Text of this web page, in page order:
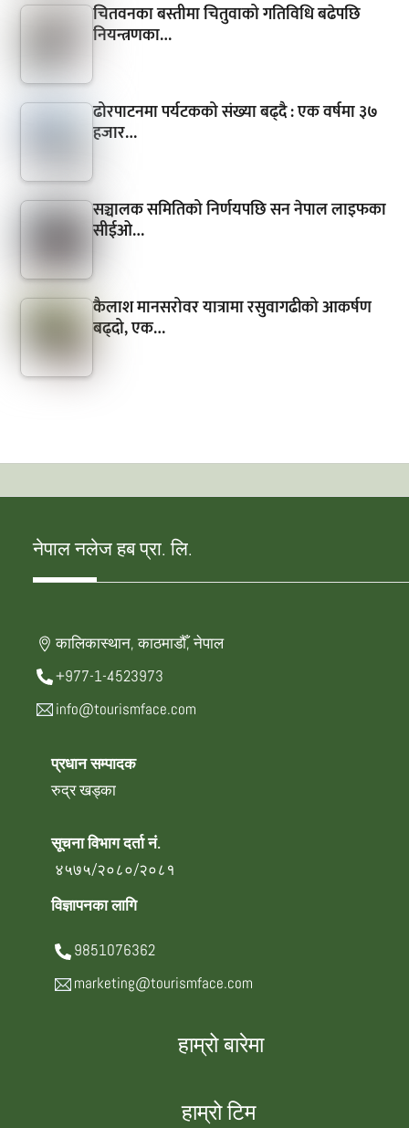
चितवनका बस्तीमा चितुवाको गतिविधि बढेपछि
नियन्त्रणका…
ढोरपाटनमा पर्यटकको संख्या बढ्दै : एक वर्षमा ३७
हजार…
सञ्चालक समितिको निर्णयपछि सन नेपाल लाइफका
सीईओ…
कैलाश मानसरोवर यात्रामा रसुवागढीको आकर्षण
बढ्दो, एक…
नेपाल नलेज हब प्रा. लि.
कालिकास्थान, काठमाडौँ, नेपाल
+977-1-4523973
info@tourismface.com
प्रधान सम्पादक
रुद्र खड्का
सूचना विभाग दर्ता नं.
४५७५/२०८०/२०८१
विज्ञापनका लागि
9851076362
marketing@tourismface.com
हाम्रो बारेमा
हाम्रो टिम